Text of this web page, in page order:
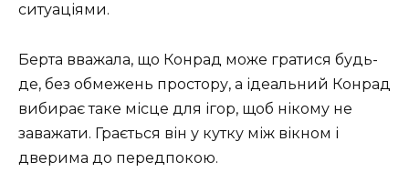
ситуаціями.
Берта вважала, що Конрад може гратися будь-
де, без обмежень простору, а ідеальний Конрад
вибирає таке місце для ігор, щоб нікому не
заважати. Грається він у кутку між вікном і
дверима до передпокою.